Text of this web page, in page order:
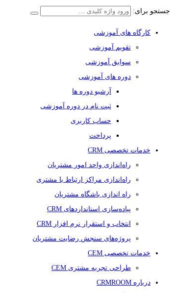
جستجو برای:
کارگاه های آموزشی
تقویم آموزشی
سوابق آموزشی
دوره های آموزشی
آرشیو دوره ها
ثبت نام در دوره آموزشی
حساب کاربری
پرداخت
خدمات تخصصی CRM
راه‌اندازی واحد امور مشتریان
راه‌اندازی مراکز ارتباط با مشتری
راه اندازی باشگاه مشتریان
پیاده‌سازی استانداردهای CRM
انتخاب و استقرار نرم افزار CRM
پروژه‌های سنجش رضایت مشتریان
خدمات تخصصی CEM
طراحی تجربه مشتری CEM
درباره CRMROOM